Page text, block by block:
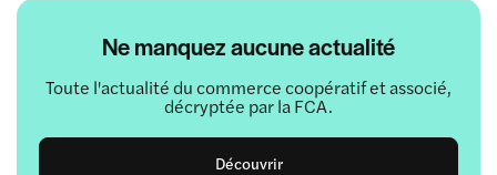
Ne manquez aucune actualité
Toute l'actualité du commerce coopératif et associé,
décryptée par la FCA.
Découvrir